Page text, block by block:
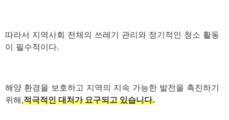
따라서 지역사회 전체의 쓰레기 관리와 정기적인 청소 활동
이 필수적이다.
해양 환경을 보호하고 지역의 지속 가능한 발전을 촉진하기
위해,적극적인 대처가 요구되고 있습니다.